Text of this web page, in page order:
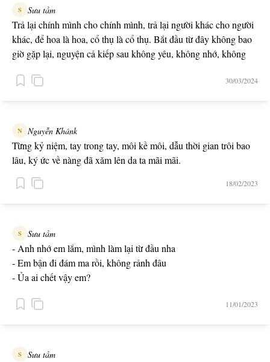
S Sưu tầm
Trả lại chính mình cho chính mình, trả lại người khác cho người
khác, để hoa là hoa, cổ thụ là cổ thụ. Bắt đầu từ đây không bao
giờ gặp lại, nguyện cả kiếp sau không yêu, không nhớ, không
30/03/2024
N Nguyễn Khánk
Từng kỷ niệm, tay trong tay, môi kề môi, dẫu thời gian trôi bao
lâu, ký ức về nàng đã xăm lên da ta mãi mãi.
18/02/2023
S Sưu tầm
- Anh nhớ em lắm, mình làm lại từ đầu nha
- Em bận đi đám ma rồi, không rảnh đâu
- Ủa ai chết vậy em?
11/01/2023
S Sưu tầm